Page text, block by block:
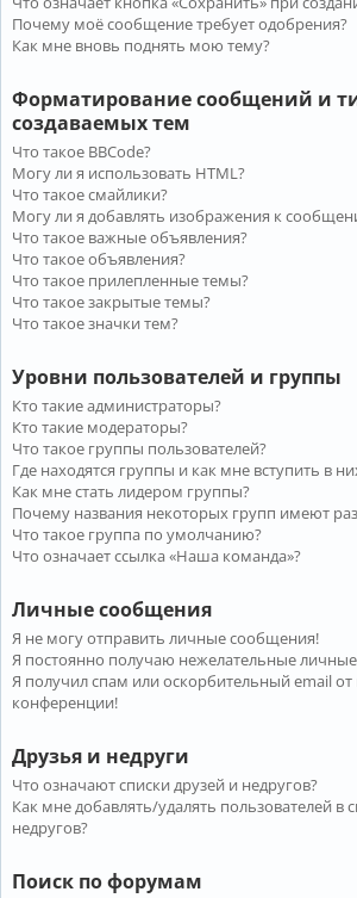
Почему моё сообщение требует одобрения?
Как мне вновь поднять мою тему?
Форматирование сообщений и
создаваемых тем
Что такое BBCode?
Могу ли я использовать HTML?
Что такое смайлики?
Могу ли я добавлять изображения к
Что такое важные объявления?
Что такое объявления?
Что такое прилепленные темы?
Что такое закрытые темы?
Что такое значки тем?
Уровни пользователей и группы
Кто такие администраторы?
Кто такие модераторы?
Что такое группы пользователей?
Где находятся группы и как мне вступить в
Как мне стать лидером группы?
Почему названия некоторых групп имеют
Что такое группа по умолчанию?
Что означает ссылка «Наша команда»?
Личные сообщения
Я не могу отправить личные сообщения!
Я постоянно получаю нежелательные
Я получил спам или оскорбительный email от
конференции!
Друзья и недруги
Что означают списки друзей и недругов?
Как мне добавлять/удалять пользователей в
недругов?
Поиск по форумам